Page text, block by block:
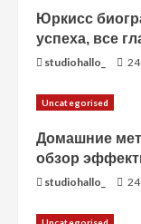
Юркисс
успеха, все
studiohallo_
Uncategorised
Домашние
обзор
studiohallo_